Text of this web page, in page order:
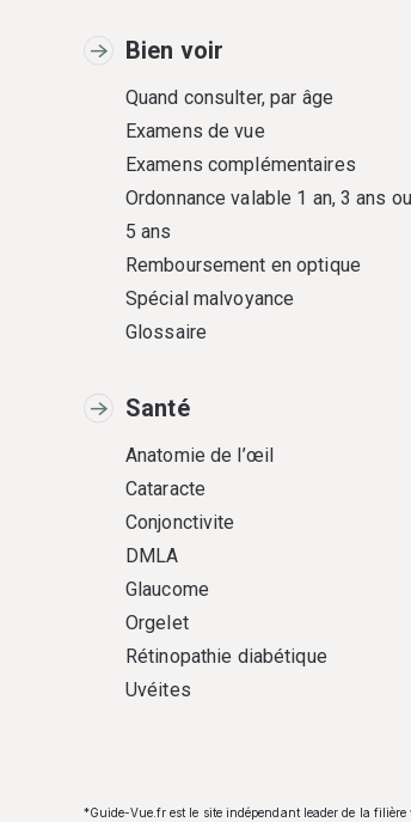
Bien voir
Quand consulter, par âge
Examens de vue
Examens complémentaires
Ordonnance valable 1 an, 3 ans ou
5 ans
Remboursement en optique
Spécial malvoyance
Glossaire
Santé
Anatomie de l’œil
Cataracte
Conjonctivite
DMLA
Glaucome
Orgelet
Rétinopathie diabétique
Uvéites
*Guide-Vue.fr est le site indépendant leader de la